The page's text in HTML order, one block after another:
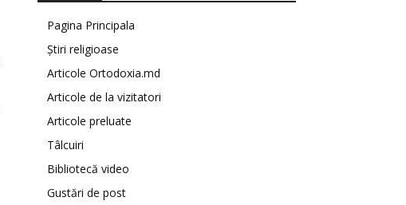
Pagina Principala
Știri religioase
Articole Ortodoxia.md
Articole de la vizitatori
Articole preluate
Tâlcuiri
Bibliotecă video
Gustări de post